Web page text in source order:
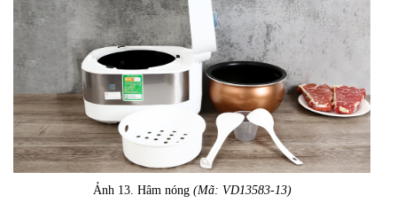
Ảnh 13. Hâm nóng (Mã: VD13583-13)